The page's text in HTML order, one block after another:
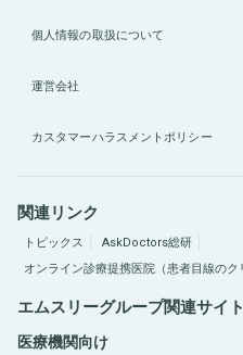
個人情報の取扱について
運営会社
カスタマーハラスメントポリシー
関連リンク
トピックス
AskDoctors総研
オンライン診療提携医院（患者目線のク
エムスリーグループ関連サイト
医療機関向け